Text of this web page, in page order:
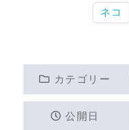
ネコ
カテゴリー
公開日